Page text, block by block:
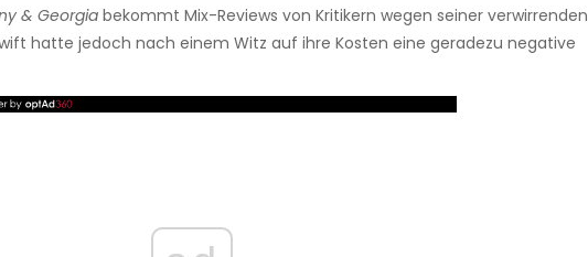
& Georgiabekommt Mix-Reviews von Kritikern wegen seiner verwirrenden
hatte jedoch nach einem Witz auf ihre Kosten eine geradezu negative